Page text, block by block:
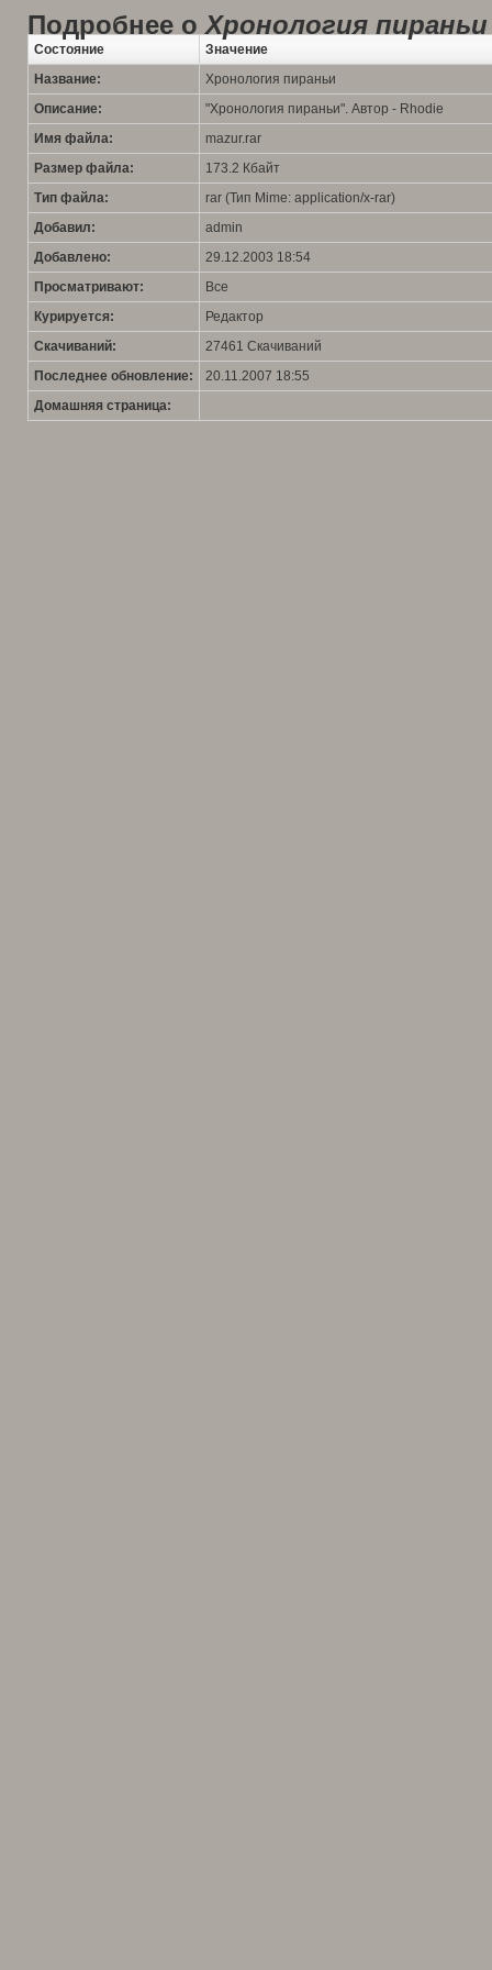
Подробнее о Хронология пираньи
Состояние
Значение
Название:
Хронология пираньи
Описание:
"Хронология пираньи". Автор - Rhodie
Имя файла:
mazur.rar
Размер файла:
173.2 Кбайт
Тип файла:
rar (Тип Mime: application/x-rar)
Добавил:
admin
Добавлено:
29.12.2003 18:54
Просматривают:
Все
Курируется:
Редактор
Скачиваний:
27461 Скачиваний
Последнее обновление:
20.11.2007 18:55
Домашняя страница: